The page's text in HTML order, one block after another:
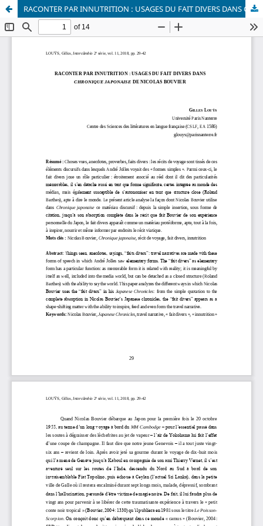
RACONTER PAR INNUTRITION : USAGES DU FAIT DIVERS DANS CHRONIQUE JAPONAISE DE NICOLAS BOUVIER